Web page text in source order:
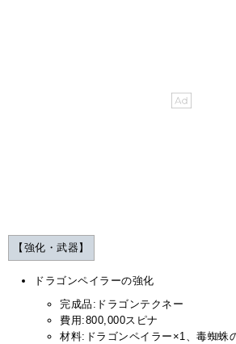
【強化・武器】
ドラゴンペイラーの強化
完成品:ドラゴンテクネー
費用:800,000スピナ
材料:ドラゴンペイラー×1、毒蜘蛛